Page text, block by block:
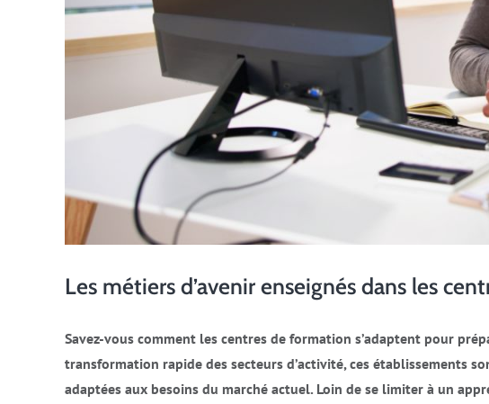
Les métiers d’avenir enseignés dans les
Savez-vous comment les centres de formation s’adaptent pour
transformation rapide des secteurs d’activité, ces établissements
adaptées aux besoins du marché actuel. Loin de se limiter à un